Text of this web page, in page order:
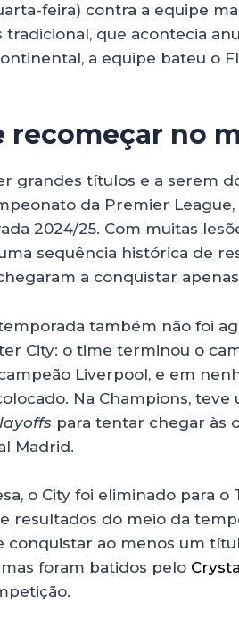
feira) contra a equipe
que acontecia
a equipe bateu o
recomeçar no
grandes títulos e a serem
da Premier League,
2024/25. Com muitas
sequência histórica de
a conquistar
também não foi
City: o time terminou o
Liverpool, e em
Na Champions,
para tentar chegar às
Madrid.
o City foi eliminado para
resultados do meio da
conquistar ao menos um
foram batidos pelo